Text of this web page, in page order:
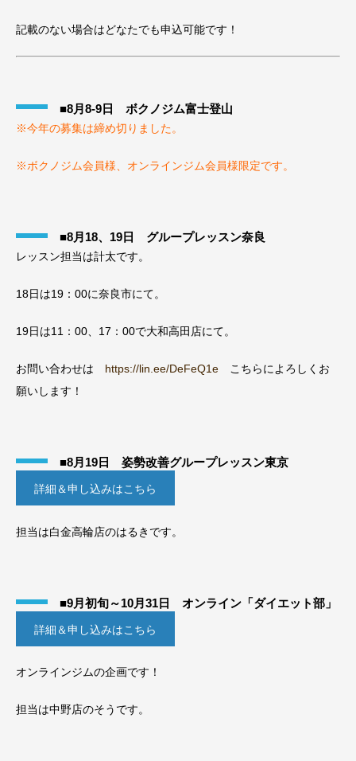
記載のない場合はどなたでも申込可能です！
■8月8-9日 ボクノジム富士登山
※今年の募集は締め切りました。
※ボクノジム会員様、オンラインジム会員様限定です。
■8月18、19日 グループレッスン奈良
レッスン担当は計太です。
18日は19：00に奈良市にて。
19日は11：00、17：00で大和高田店にて。
お問い合わせは https://lin.ee/DeFeQ1e こちらによろしくお
願いします！
■8月19日 姿勢改善グループレッスン東京
詳細＆申し込みはこちら
担当は白金高輪店のはるきです。
■9月初旬～10月31日 オンライン「ダイエット部」
詳細＆申し込みはこちら
オンラインジムの企画です！
担当は中野店のそうです。